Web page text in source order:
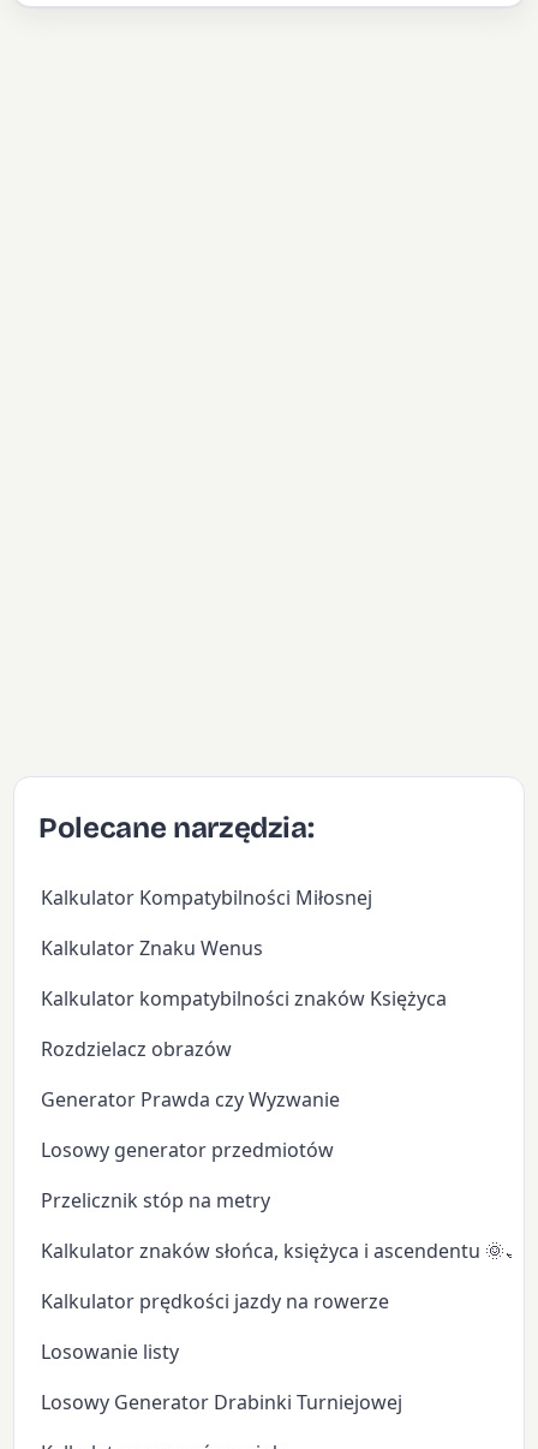
Polecane narzędzia:
Kalkulator Kompatybilności Miłosnej
Kalkulator Znaku Wenus
Kalkulator kompatybilności znaków Księżyca
Rozdzielacz obrazów
Generator Prawda czy Wyzwanie
Losowy generator przedmiotów
Przelicznik stóp na metry
Kalkulator znaków słońca, księżyca i ascendentu
Kalkulator prędkości jazdy na rowerze
Losowanie listy
Losowy Generator Drabinki Turniejowej